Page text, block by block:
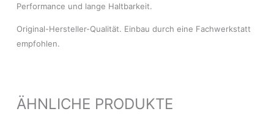
Performance und lange Haltbarkeit.
Original-Hersteller-Qualität. Einbau durch eine Fachwerkstatt
empfohlen.
ÄHNLICHE PRODUKTE